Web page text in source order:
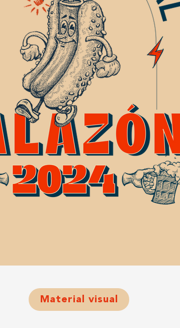
Material visual